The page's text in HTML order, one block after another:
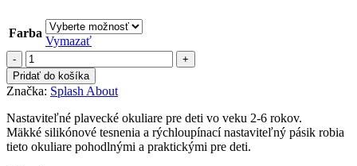
Farba
Vymazať
množstvo
Detské
plavecké
okuliare
Minnow
2+
Pridať do košíka
Značka: Splash About
Nastaviteľné plavecké okuliare pre deti vo veku 2-6 rokov.
Mäkké silikónové tesnenia a rýchloupínací nastaviteľný pásik robia
tieto okuliare pohodlnými a praktickými pre deti.